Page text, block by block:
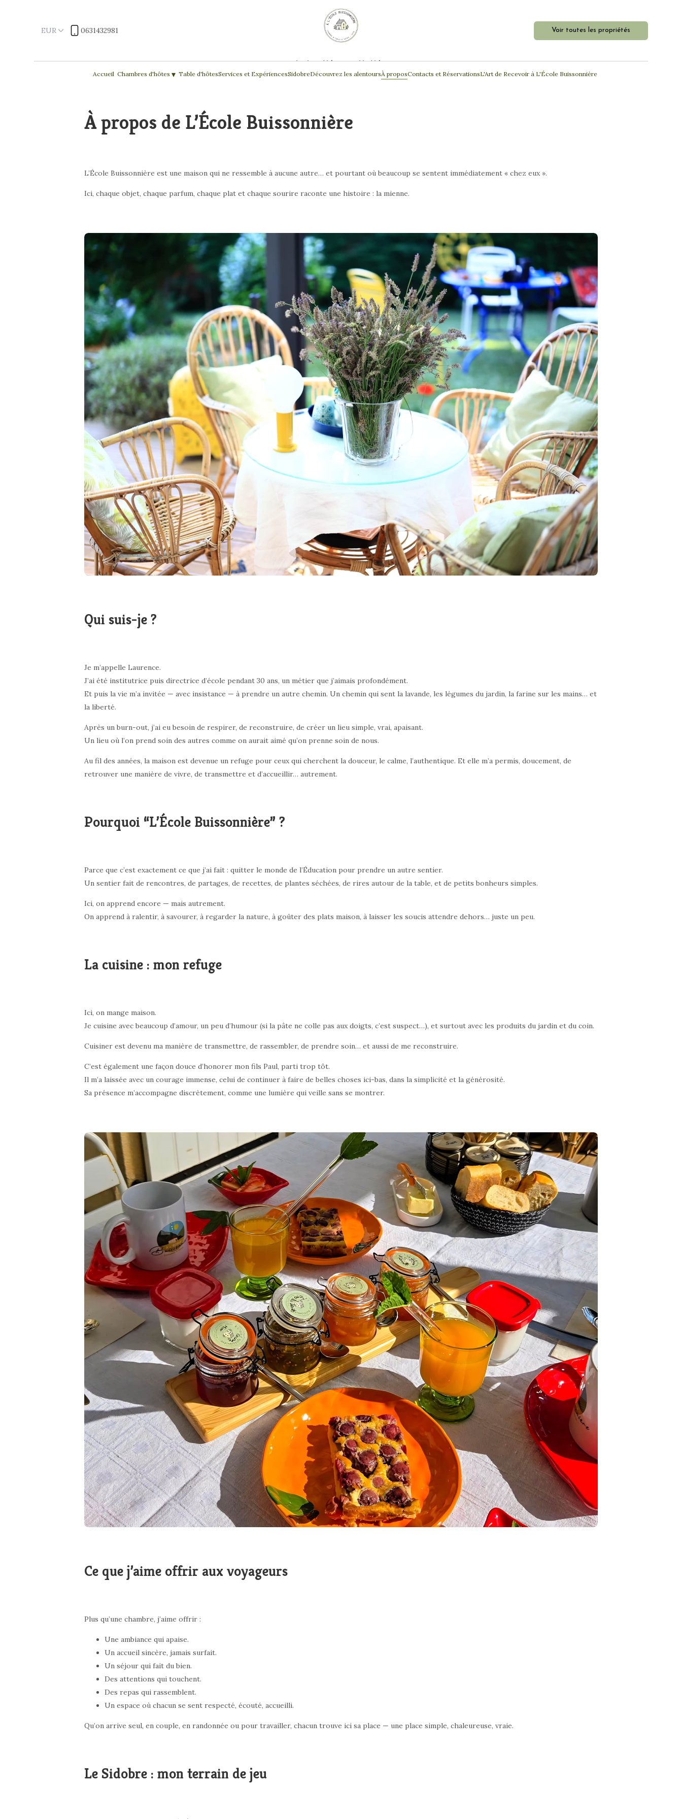
EUR 0631432981
Chambres d'hôtes et Table d'hôtes
Voir toutes les propriétés
Accueil Chambres d'hôtes ▾ Table d'hôtesServices et ExpériencesSidobreDécouvrez les alentoursÀ proposContacts et RéservationsL'Art de Recevoir à L'École Buissonnière
À propos de L’École Buissonnière
L’École Buissonnière est une maison qui ne ressemble à aucune autre… et pourtant où beaucoup se sentent immédiatement « chez eux ».
Ici, chaque objet, chaque parfum, chaque plat et chaque sourire raconte une histoire : la mienne.
Qui suis-je ?
Je m’appelle Laurence.
J’ai été institutrice puis directrice d’école pendant 30 ans, un métier que j’aimais profondément.
Et puis la vie m’a invitée — avec insistance — à prendre un autre chemin. Un chemin qui sent la lavande, les légumes du jardin, la farine sur les mains… et
la liberté.
Après un burn-out, j’ai eu besoin de respirer, de reconstruire, de créer un lieu simple, vrai, apaisant.
Un lieu où l’on prend soin des autres comme on aurait aimé qu’on prenne soin de nous.
Au fil des années, la maison est devenue un refuge pour ceux qui cherchent la douceur, le calme, l’authentique. Et elle m’a permis, doucement, de
retrouver une manière de vivre, de transmettre et d’accueillir… autrement.
Pourquoi “L’École Buissonnière” ?
Parce que c’est exactement ce que j’ai fait : quitter le monde de l’Éducation pour prendre un autre sentier.
Un sentier fait de rencontres, de partages, de recettes, de plantes séchées, de rires autour de la table, et de petits bonheurs simples.
Ici, on apprend encore — mais autrement.
On apprend à ralentir, à savourer, à regarder la nature, à goûter des plats maison, à laisser les soucis attendre dehors… juste un peu.
La cuisine : mon refuge
Ici, on mange maison.
Je cuisine avec beaucoup d’amour, un peu d’humour (si la pâte ne colle pas aux doigts, c’est suspect…), et surtout avec les produits du jardin et du coin.
Cuisiner est devenu ma manière de transmettre, de rassembler, de prendre soin… et aussi de me reconstruire.
C’est également une façon douce d’honorer mon fils Paul, parti trop tôt.
Il m’a laissée avec un courage immense, celui de continuer à faire de belles choses ici-bas, dans la simplicité et la générosité.
Sa présence m’accompagne discrètement, comme une lumière qui veille sans se montrer.
Ce que j’aime offrir aux voyageurs
Plus qu’une chambre, j’aime offrir :
Une ambiance qui apaise.
Un accueil sincère, jamais surfait.
Un séjour qui fait du bien.
Des attentions qui touchent.
Des repas qui rassemblent.
Un espace où chacun se sent respecté, écouté, accueilli.
Qu’on arrive seul, en couple, en randonnée ou pour travailler, chacun trouve ici sa place — une place simple, chaleureuse, vraie.
Le Sidobre : mon terrain de jeu